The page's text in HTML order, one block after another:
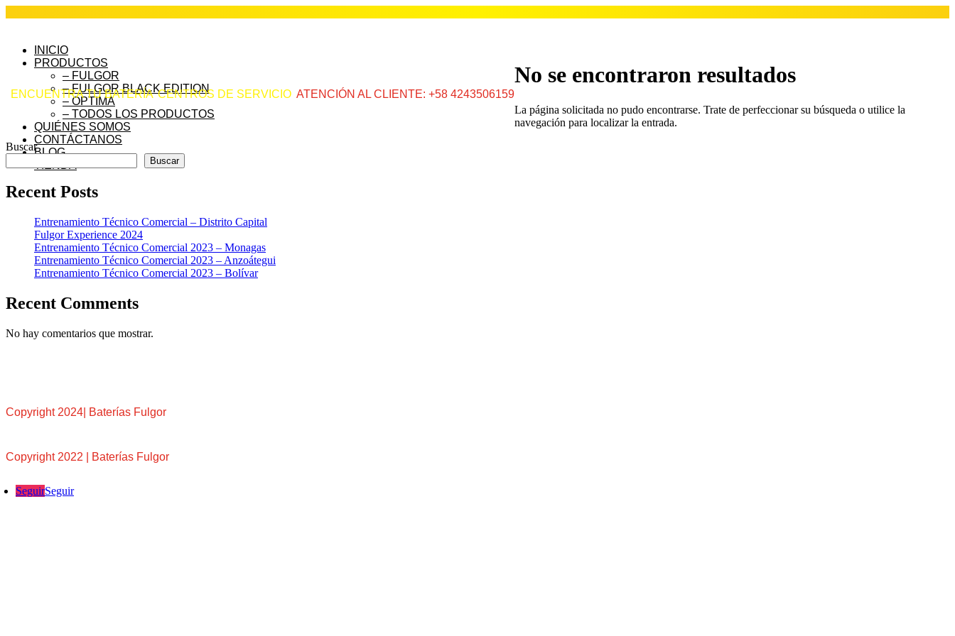
INICIO
PRODUCTOS
– FULGOR
– FULGOR BLACK EDITION
– OPTIMA
– TODOS LOS PRODUCTOS
QUIÉNES SOMOS
CONTÁCTANOS
BLOG
TIENDA
ENCUENTRA TU BATERÍA CENTROS DE SERVICIO ATENCIÓN AL CLIENTE: +58 4243506159
No se encontraron resultados
La página solicitada no pudo encontrarse. Trate de perfeccionar su búsqueda o utilice la
navegación para localizar la entrada.
Buscar
Buscar
Recent Posts
Entrenamiento Técnico Comercial – Distrito Capital
Fulgor Experience 2024
Entrenamiento Técnico Comercial 2023 – Monagas
Entrenamiento Técnico Comercial 2023 – Anzoátegui
Entrenamiento Técnico Comercial 2023 – Bolívar
Recent Comments
No hay comentarios que mostrar.
Copyright 2024| Baterías Fulgor
Copyright 2022 | Baterías Fulgor
SeguirSeguir